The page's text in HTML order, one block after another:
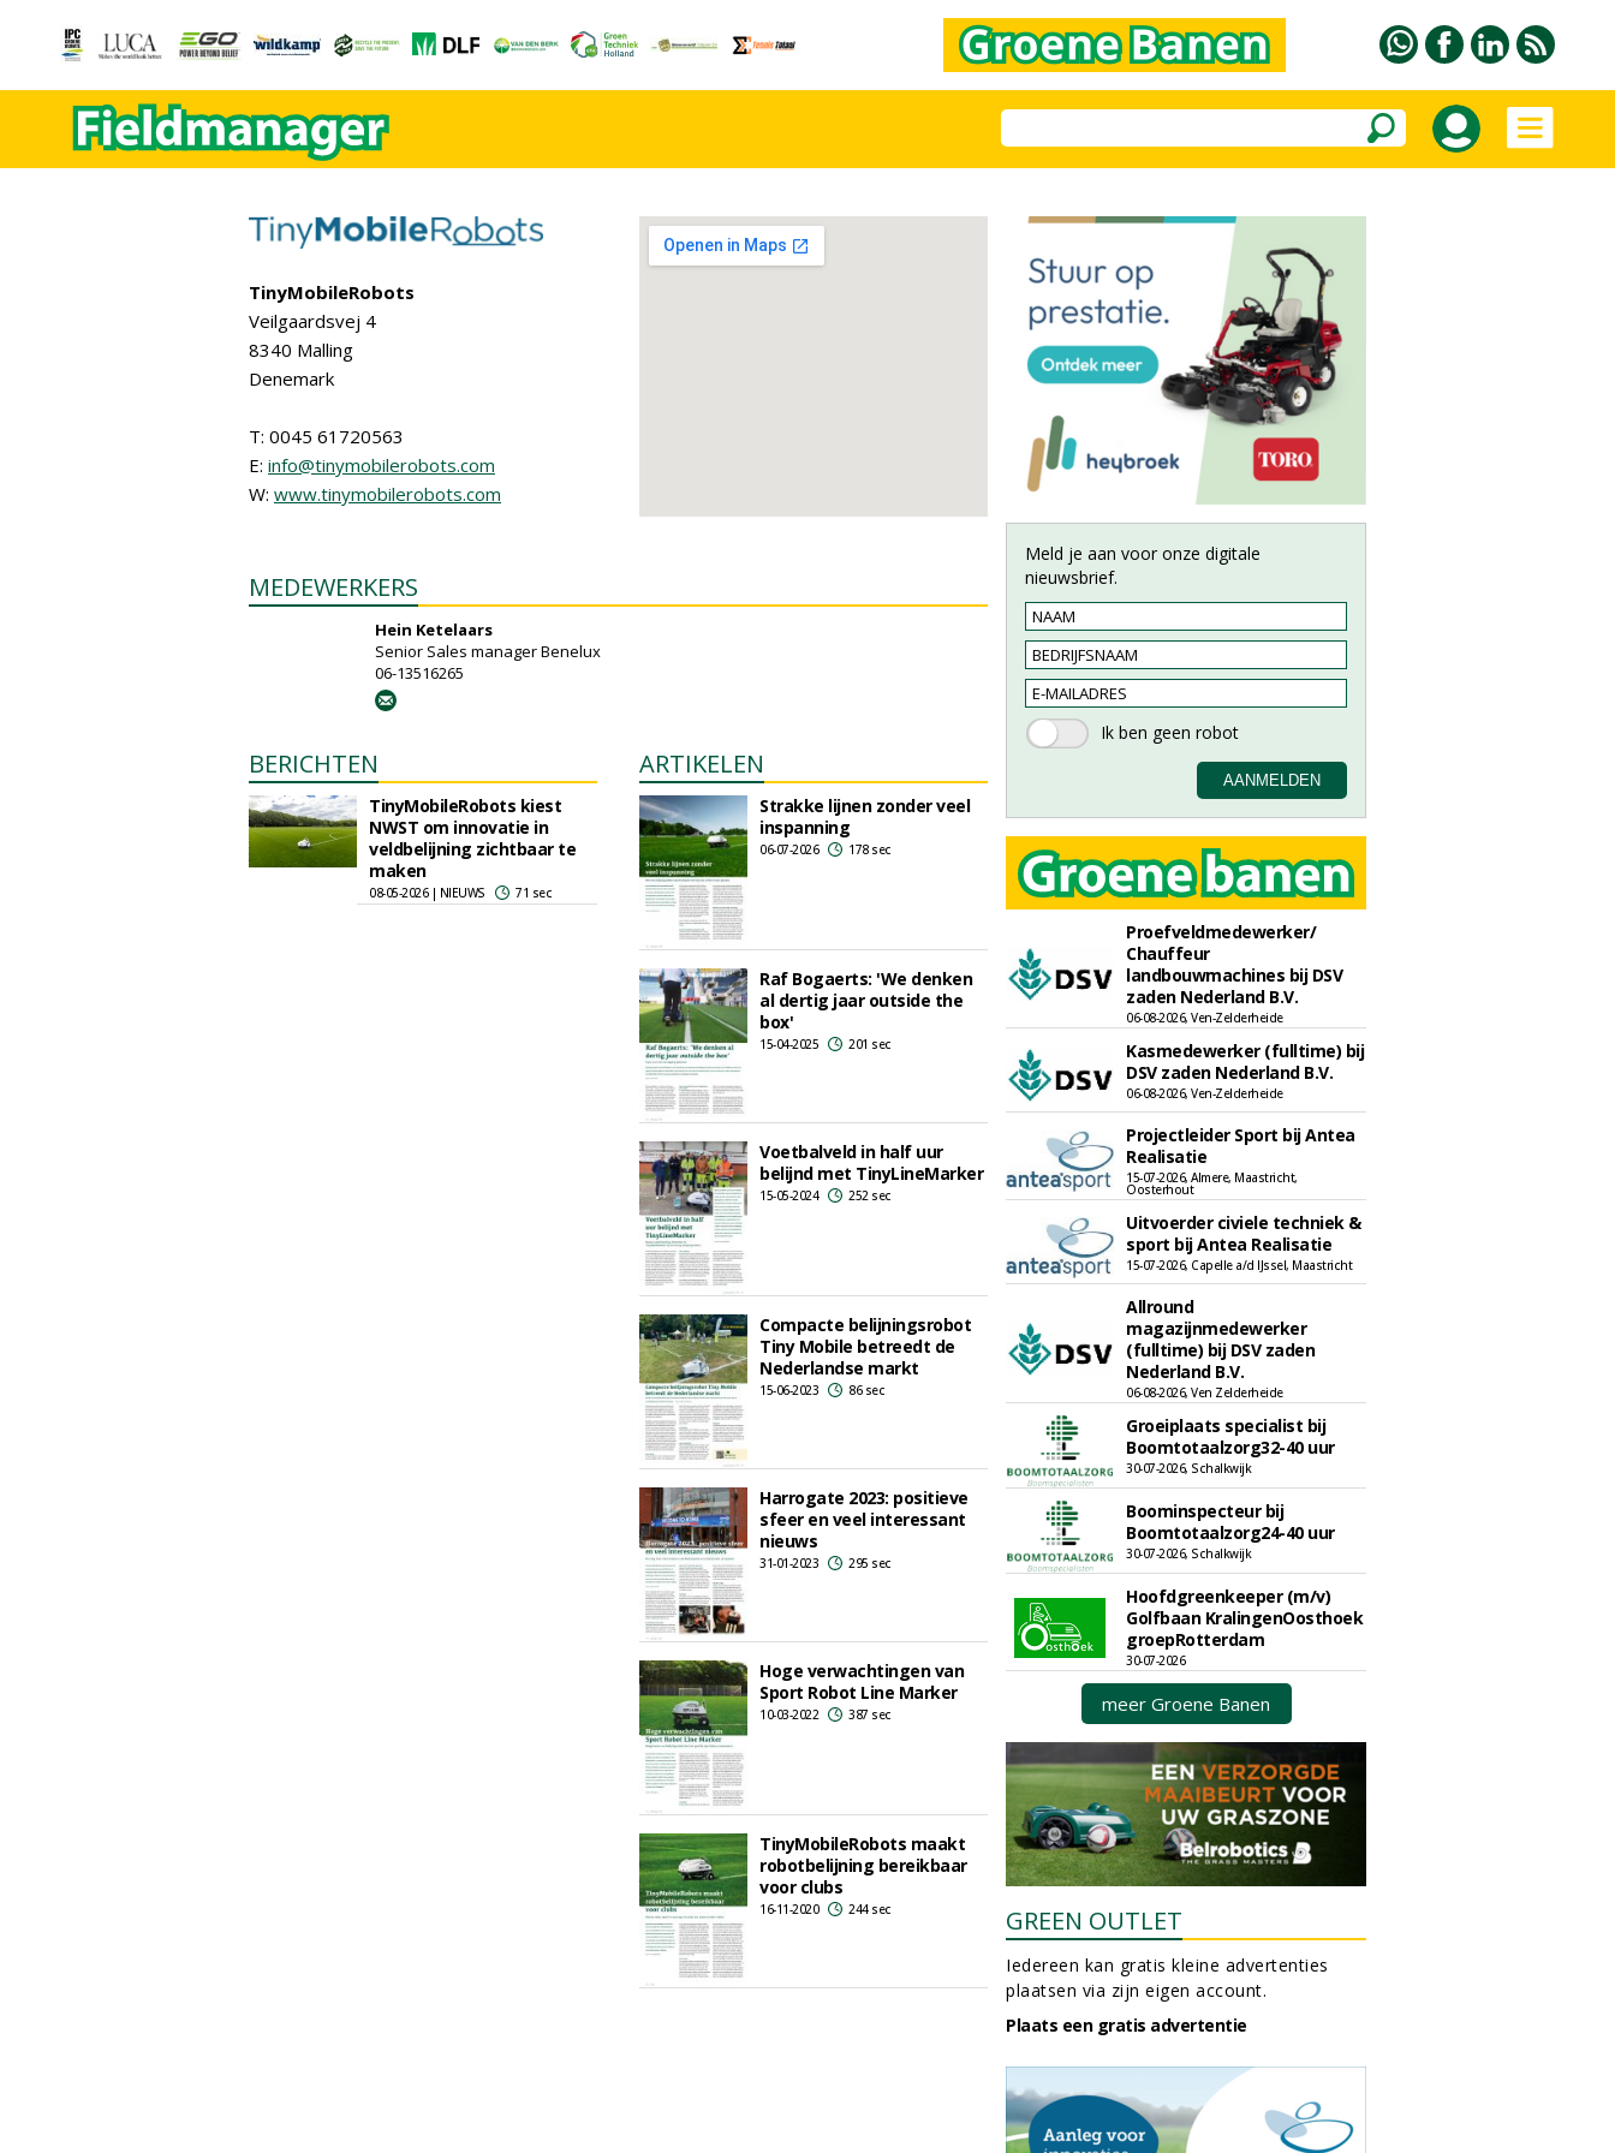
TinyMobileRobots
Veilgaardsvej 4
8340 Malling
Denemark
T: 0045 61720563
E: info@tinymobilerobots.com
W: www.tinymobilerobots.com
MEDEWERKERS
Hein Ketelaars
Senior Sales manager Benelux
06-13516265
BERICHTEN
TinyMobileRobots kiest
NWST om innovatie in
veldbelijning zichtbaar te
maken
08-05-2026 | NIEUWS 71 sec
ARTIKELEN
Strakke lijnen zonder veel
inspanning
06-07-2026 178 sec
Raf Bogaerts: 'We denken
al dertig jaar outside the
box'
15-04-2025 201 sec
Voetbalveld in half uur
belijnd met TinyLineMarker
15-05-2024 252 sec
Compacte belijningsrobot
Tiny Mobile betreedt de
Nederlandse markt
15-06-2023 86 sec
Harrogate 2023: positieve
sfeer en veel interessant
nieuws
31-01-2023 295 sec
Hoge verwachtingen van
Sport Robot Line Marker
10-03-2022 387 sec
TinyMobileRobots maakt
robotbelijning bereikbaar
voor clubs
16-11-2020 244 sec
Meld je aan voor onze digitale
nieuwsbrief.
Proefveldmedewerker/
Chauffeur
landbouwmachines bij DSV
zaden Nederland B.V.
06-08-2026, Ven-Zelderheide
Kasmedewerker (fulltime) bij
DSV zaden Nederland B.V.
06-08-2026, Ven-Zelderheide
Projectleider Sport bij Antea
Realisatie
15-07-2026, Almere, Maastricht,
Oosterhout
Uitvoerder civiele techniek &
sport bij Antea Realisatie
15-07-2026, Capelle a/d IJssel, Maastricht
Allround
magazijnmedewerker
(fulltime) bij DSV zaden
Nederland B.V.
06-08-2026, Ven Zelderheide
Groeiplaats specialist bij
Boomtotaalzorg32-40 uur
30-07-2026, Schalkwijk
Boominspecteur bij
Boomtotaalzorg24-40 uur
30-07-2026, Schalkwijk
Hoofdgreenkeeper (m/v)
Golfbaan KralingenOosthoek
groepRotterdam
30-07-2026
meer Groene Banen
GREEN OUTLET
Iedereen kan gratis kleine advertenties
plaatsen via zijn eigen account.
Plaats een gratis advertentie